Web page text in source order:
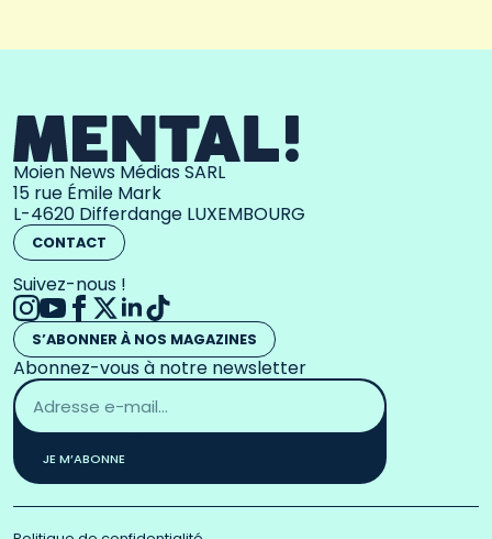
Moien News Médias SARL
15 rue Émile Mark
L-4620 Differdange LUXEMBOURG
CONTACT
Suivez-nous !
S’ABONNER À NOS MAGAZINES
Abonnez-vous à notre newsletter
Adresse
email
*
JE M’ABONNE